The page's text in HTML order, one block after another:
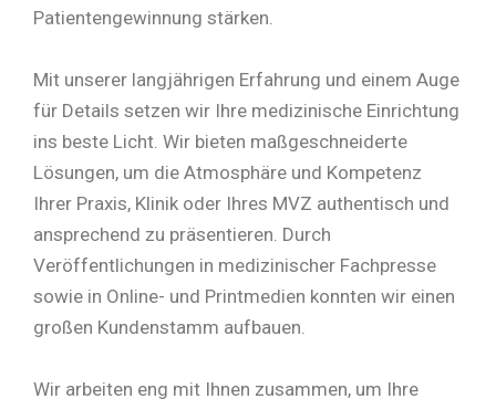
Patientengewinnung stärken.
Mit unserer langjährigen Erfahrung und einem Auge
für Details setzen wir Ihre medizinische Einrichtung
ins beste Licht. Wir bieten maßgeschneiderte
Lösungen, um die Atmosphäre und Kompetenz
Ihrer Praxis, Klinik oder Ihres MVZ authentisch und
ansprechend zu präsentieren. Durch
Veröffentlichungen in medizinischer Fachpresse
sowie in Online- und Printmedien konnten wir einen
großen Kundenstamm aufbauen.
Wir arbeiten eng mit Ihnen zusammen, um Ihre